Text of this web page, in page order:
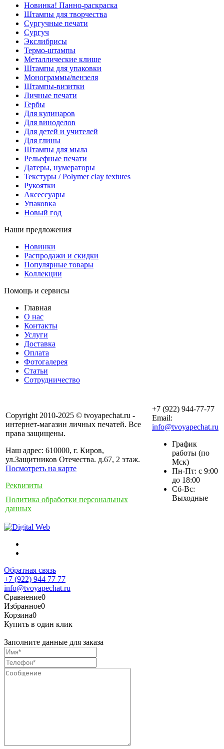
Новинка! Панно-раскраска
Штампы для творчества
Сургучные печати
Сургуч
Экслибрисы
Термо-штампы
Металлические клише
Штампы для упаковки
Монограммы/вензеля
Штампы-визитки
Личные печати
Гербы
Для кулинаров
Для виноделов
Для детей и учителей
Для глины
Штампы для мыла
Рельефные печати
Датеры, нумераторы
Текстуры / Polymer clay textures
Рукоятки
Аксессуары
Упаковка
Новый год
Наши предложения
Новинки
Распродажи и скидки
Популярные товары
Коллекции
Помощь и сервисы
Главная
О нас
Контакты
Услуги
Доставка
Оплата
Фотогалерея
Статьи
Сотрудничество
Copyright 2010-2025 © tvoyapechat.ru -
интернет-магазин личных печатей. Все
права защищены.
Наш адрес: 610000, г. Киров,
ул.Защитников Отечества. д.67, 2 этаж.
Посмотреть на карте
Реквизиты
Политика обработки персональных
данных
+7 (922) 944-77-77
Email:
info@tvoyapechat.ru
График
работы (по
Мск)
Пн-Пт: с 9:00
до 18:00
Сб-Вс:
Выходные
Обратная связь
+7 (922) 944 77 77
info@tvoyapechat.ru
Сравнение0
Избранное0
Корзина0
Купить в один клик
Заполните данные для заказа